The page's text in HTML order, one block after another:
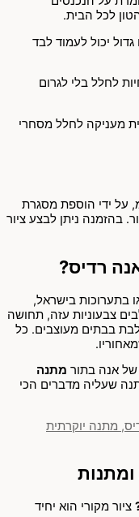
לכל הבית.
יכול לעמוד לבד
לחלל בלי לגרום
מעניקה לחלל מסחרי
מתחילים מגדלים 30 על 30 ס"מ, על ידי הוספת מסגרת
בהזמנה ניתן לבצע ציור
רדיס?
בתערוכות בישראל,
צבעוניות עזה, תחושה
בבתים מעוצבים. כל
של אנה בתור מתנה
שעליה מדברים הכי
ציור מקורי הוא יחיד